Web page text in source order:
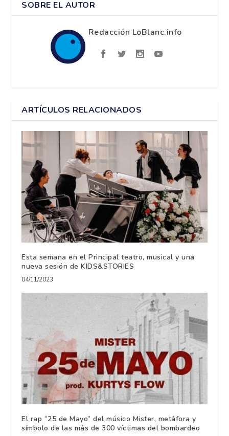
SOBRE EL AUTOR
Redacción LoBlanc.info
ARTÍCULOS RELACIONADOS
Esta semana en el Principal teatro, musical y una
nueva sesión de KIDS&STORIES
04/11/2023
El rap “25 de Mayo” del músico Mister, metáfora y
símbolo de las más de 300 víctimas del bombardeo